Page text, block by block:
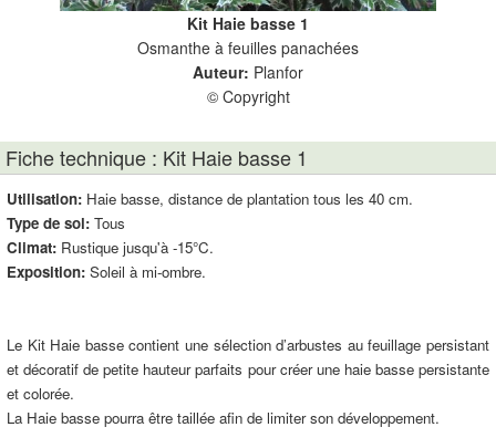
Kit Haie basse 1
Osmanthe à feuilles panachées
Auteur: Planfor
© Copyright
Fiche technique : Kit Haie basse 1
Utilisation: Haie basse, distance de plantation tous les 40 cm.
Type de sol: Tous
Climat: Rustique jusqu'à -15°C.
Exposition: Soleil à mi-ombre.
Le Kit Haie basse contient une sélection d’arbustes au feuillage persistant
et décoratif de petite hauteur parfaits pour créer une haie basse persistante
et colorée.
La Haie basse pourra être taillée afin de limiter son développement.